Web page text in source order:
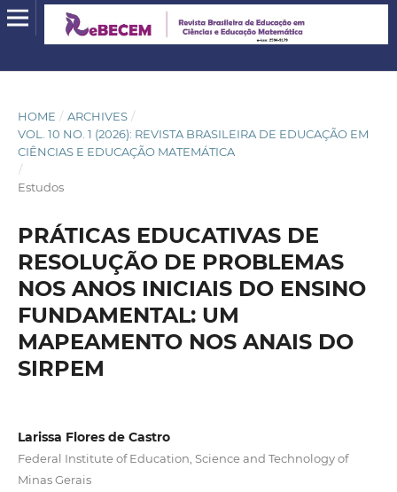
HOME / ARCHIVES /
VOL. 10 NO. 1 (2026): REVISTA BRASILEIRA DE EDUCAÇÃO EM
CIÊNCIAS E EDUCAÇÃO MATEMÁTICA
/
Estudos
PRÁTICAS EDUCATIVAS DE
RESOLUÇÃO DE PROBLEMAS
NOS ANOS INICIAIS DO ENSINO
FUNDAMENTAL: UM
MAPEAMENTO NOS ANAIS DO
SIRPEM
Larissa Flores de Castro
Federal Institute of Education, Science and Technology of
Minas Gerais